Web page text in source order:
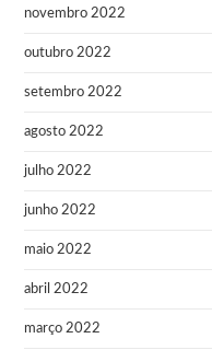
novembro 2022
outubro 2022
setembro 2022
agosto 2022
julho 2022
junho 2022
maio 2022
abril 2022
março 2022